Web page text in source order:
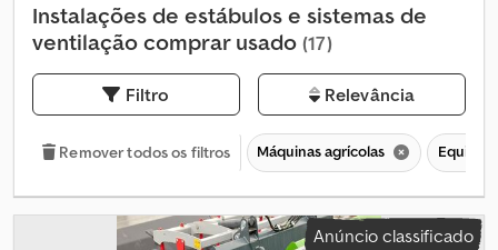
Instalações de estábulos e sistemas de
ventilação comprar usado (17)
Filtro Relevância
Remover todos os filtros Máquinas agrícolas
Anúncio classificado